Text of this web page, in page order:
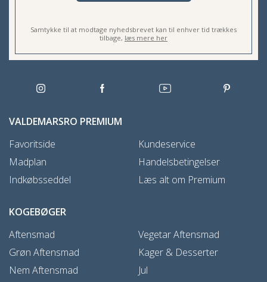
Samtykke til at modtage nyhedsbrevet kan til enhver tid trækkes
tilbage, læs mere her
VALDEMARSRO PREMIUM
Favoritside
Madplan
Indkøbsseddel
Kundeservice
Handelsbetingelser
Læs alt om Premium
KOGEBØGER
Aftensmad
Grøn Aftensmad
Nem Aftensmad
Vegetar Aftensmad
Kager & Desserter
Jul